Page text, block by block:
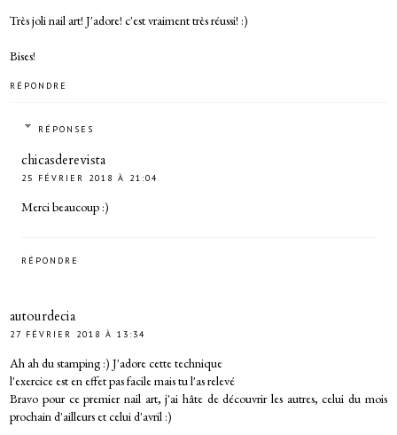
Très joli nail art! J'adore! c'est vraiment très réussi! :)
Bises!
RÉPONDRE
RÉPONSES
chicasderevista
25 FÉVRIER 2018 À 21:04
Merci beaucoup :)
RÉPONDRE
autourdecia
27 FÉVRIER 2018 À 13:34
Ah ah du stamping :) J'adore cette technique
l'exercice est en effet pas facile mais tu l'as relevé
Bravo pour ce premier nail art, j'ai hâte de découvrir les autres, celui du mois
prochain d'ailleurs et celui d'avril :)